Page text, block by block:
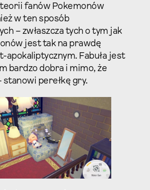
fanów Pokemonów
w ten sposób
– zwłaszcza tych o tym jak
jest tak na prawdę
apokaliptycznym. Fabuła jest
bardzo dobra i mimo, że
stanowi perełkę gry.